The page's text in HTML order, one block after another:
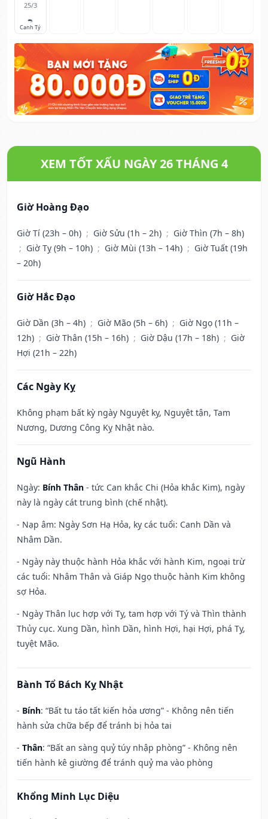
25/3
🐀
Canh Tý
XEM TỐT XẤU NGÀY 26 THÁNG 4
Giờ Hoàng Đạo
Giờ Tí (23h – 0h) ; Giờ Sửu (1h – 2h) ; Giờ Thìn (7h – 8h)
; Giờ Tỵ (9h – 10h) ; Giờ Mùi (13h – 14h) ; Giờ Tuất (19h
– 20h)
Giờ Hắc Đạo
Giờ Dần (3h – 4h) ; Giờ Mão (5h – 6h) ; Giờ Ngọ (11h –
12h) ; Giờ Thân (15h – 16h) ; Giờ Dậu (17h – 18h) ; Giờ
Hợi (21h – 22h)
Các Ngày Kỵ
Không phạm bất kỳ ngày Nguyệt kỵ, Nguyệt tận, Tam
Nương, Dương Công Kỵ Nhật nào.
Ngũ Hành
Ngày: Bính Thân - tức Can khắc Chi (Hỏa khắc Kim), ngày
này là ngày cát trung bình (chế nhật).
- Nạp âm: Ngày Sơn Hạ Hỏa, kỵ các tuổi: Canh Dần và
Nhâm Dần.
- Ngày này thuộc hành Hỏa khắc với hành Kim, ngoại trừ
các tuổi: Nhâm Thân và Giáp Ngọ thuộc hành Kim không
sợ Hỏa.
- Ngày Thân lục hợp với Tỵ, tam hợp với Tý và Thìn thành
Thủy cục. Xung Dần, hình Dần, hình Hợi, hại Hợi, phá Tỵ,
tuyệt Mão.
Bành Tổ Bách Kỵ Nhật
- Bính: “Bất tu táo tất kiến hỏa ương” - Không nên tiến
hành sửa chữa bếp để tránh bị hỏa tai
- Thân: “Bất an sàng quỷ túy nhập phòng” - Không nên
tiến hành kê giường để tránh quỷ ma vào phòng
Khổng Minh Lục Diệu